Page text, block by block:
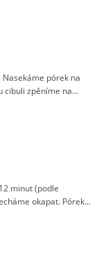
pórek na
cibuli zpěníme na...
minut (podle
okapat. Pórek...